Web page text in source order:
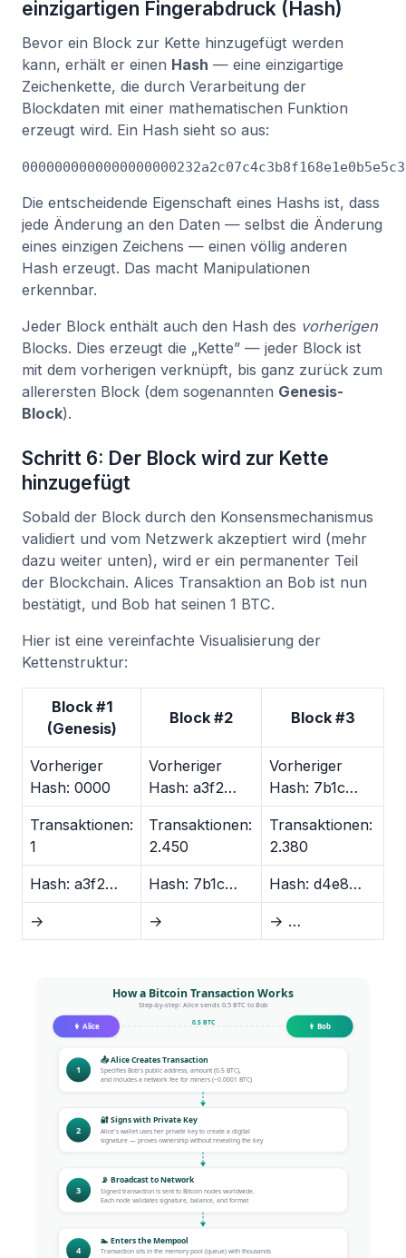
einzigartigen Fingerabdruck (Hash)
Bevor ein Block zur Kette hinzugefügt werden
kann, erhält er einen Hash — eine einzigartige
Zeichenkette, die durch Verarbeitung der
Blockdaten mit einer mathematischen Funktion
erzeugt wird. Ein Hash sieht so aus:
Die entscheidende Eigenschaft eines Hashs ist, dass
jede Änderung an den Daten — selbst die Änderung
eines einzigen Zeichens — einen völlig anderen
Hash erzeugt. Das macht Manipulationen
erkennbar.
Jeder Block enthält auch den Hash des vorherigen
Blocks. Dies erzeugt die „Kette” — jeder Block ist
mit dem vorherigen verknüpft, bis ganz zurück zum
allerersten Block (dem sogenannten Genesis-
Block).
Schritt 6: Der Block wird zur Kette
hinzugefügt
Sobald der Block durch den Konsensmechanismus
validiert und vom Netzwerk akzeptiert wird (mehr
dazu weiter unten), wird er ein permanenter Teil
der Blockchain. Alices Transaktion an Bob ist nun
bestätigt, und Bob hat seinen 1 BTC.
Hier ist eine vereinfachte Visualisierung der
Kettenstruktur:
Block #1
(Genesis)
Block #2 Block #3
Vorheriger
Hash: 0000
Vorheriger
Hash: a3f2…
Vorheriger
Hash: 7b1c…
Transaktionen:
1
Transaktionen:
2.450
Transaktionen:
2.380
Hash: a3f2… Hash: 7b1c… Hash: d4e8…
→ → → …